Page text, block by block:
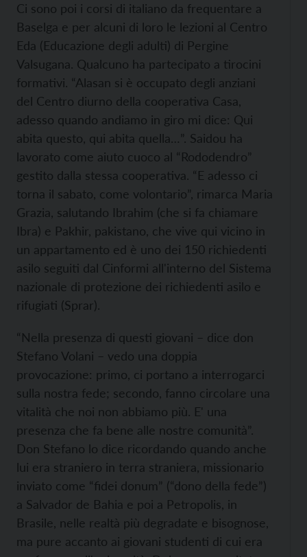
Ci sono poi i corsi di italiano da frequentare a
Baselga e per alcuni di loro le lezioni al Centro
Eda (Educazione degli adulti) di Pergine
Valsugana. Qualcuno ha partecipato a tirocini
formativi. “Alasan si è occupato degli anziani
del Centro diurno della cooperativa Casa,
adesso quando andiamo in giro mi dice: Qui
abita questo, qui abita quella…”. Saidou ha
lavorato come aiuto cuoco al “Rododendro”
gestito dalla stessa cooperativa. “E adesso ci
torna il sabato, come volontario”, rimarca Maria
Grazia, salutando Ibrahim (che si fa chiamare
Ibra) e Pakhir, pakistano, che vive qui vicino in
un appartamento ed è uno dei 150 richiedenti
asilo seguiti dal Cinformi all'interno del Sistema
nazionale di protezione dei richiedenti asilo e
rifugiati (Sprar).
“Nella presenza di questi giovani – dice don
Stefano Volani – vedo una doppia
provocazione: primo, ci portano a interrogarci
sulla nostra fede; secondo, fanno circolare una
vitalità che noi non abbiamo più. E' una
presenza che fa bene alle nostre comunità”.
Don Stefano lo dice ricordando quando anche
lui era straniero in terra straniera, missionario
inviato come “fidei donum” (“dono della fede”)
a Salvador de Bahia e poi a Petropolis, in
Brasile, nelle realtà più degradate e bisognose,
ma pure accanto ai giovani studenti di cui era